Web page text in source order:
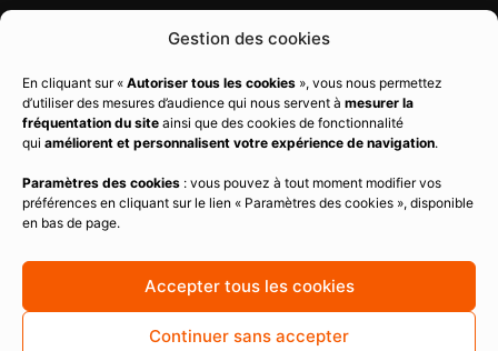
Gestion des cookies
En cliquant sur « Autoriser tous les cookies », vous nous permettez
d’utiliser des mesures d’audience qui nous servent à mesurer la
fréquentation du site ainsi que des cookies de fonctionnalité
qui améliorent et personnalisent votre expérience de navigation.
Paramètres des cookies : vous pouvez à tout moment modifier vos
préférences en cliquant sur le lien « Paramètres des cookies », disponible
en bas de page.
Accepter tous les cookies
Continuer sans accepter
Liens utiles
Bibliographie
Charte qualité
Règlement intérieur
Politique de confidentialité